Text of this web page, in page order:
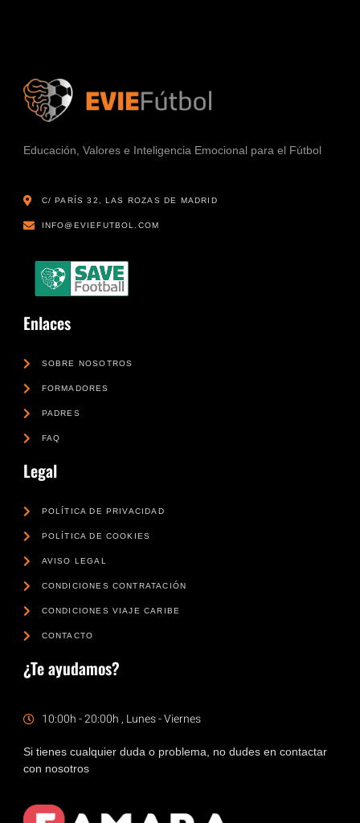
Educación, Valores e Inteligencia Emocional para el Fútbol
C/ PARÍS 32, LAS ROZAS DE MADRID
INFO@EVIEFUTBOL.COM
Enlaces
SOBRE NOSOTROS
FORMADORES
PADRES
FAQ
Legal
POLÍTICA DE PRIVACIDAD
POLÍTICA DE COOKIES
AVISO LEGAL
CONDICIONES CONTRATACIÓN
CONDICIONES VIAJE CARIBE
CONTACTO
¿Te ayudamos?
10:00h - 20:00h , Lunes - Viernes
Si tienes cualquier duda o problema, no dudes en contactar
con nosotros